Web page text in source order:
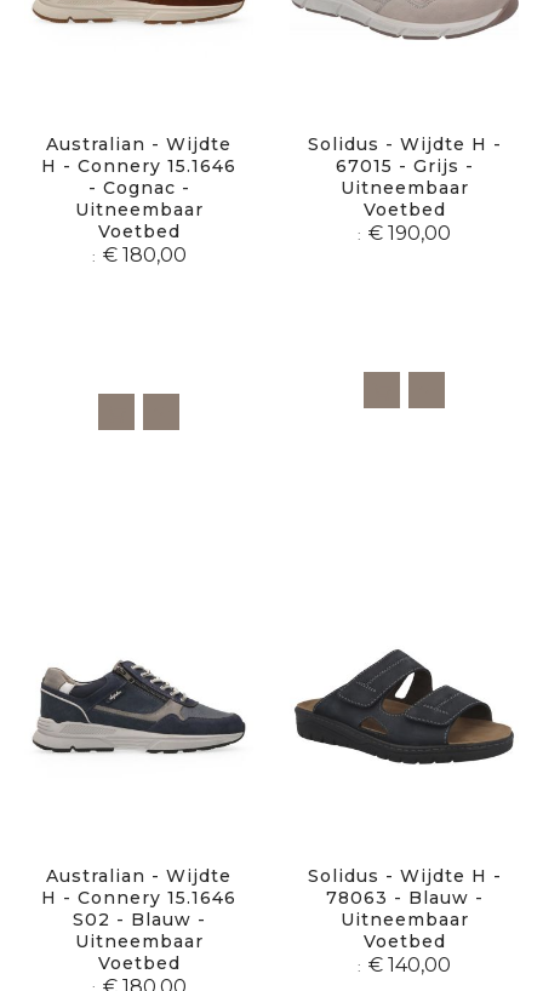
Australian - Wijdte
H - Connery 15.1646
- Cognac -
Uitneembaar
Voetbed
€ 180,00
Solidus - Wijdte H -
67015 - Grijs -
Uitneembaar
Voetbed
€ 190,00
Australian - Wijdte
H - Connery 15.1646
S02 - Blauw -
Uitneembaar
Voetbed
€ 180,00
Solidus - Wijdte H -
78063 - Blauw -
Uitneembaar
Voetbed
€ 140,00